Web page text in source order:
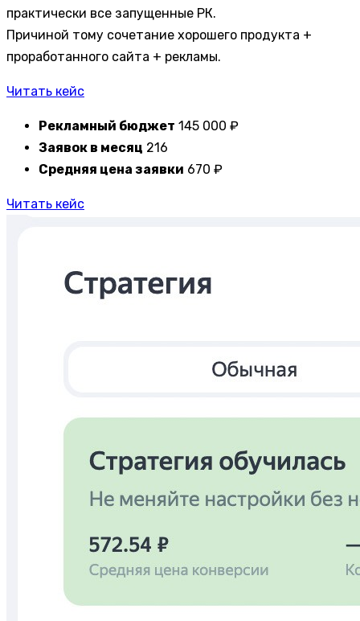
практически все запущенные РК.
Причиной тому сочетание хорошего продукта +
проработанного сайта + рекламы.
Читать кейс
Рекламный бюджет 145 000 ₽
Заявок в месяц 216
Средняя цена заявки 670 ₽
Читать кейс